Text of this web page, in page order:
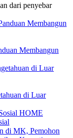
dari penyebar
Membangun
di Luar
HOME